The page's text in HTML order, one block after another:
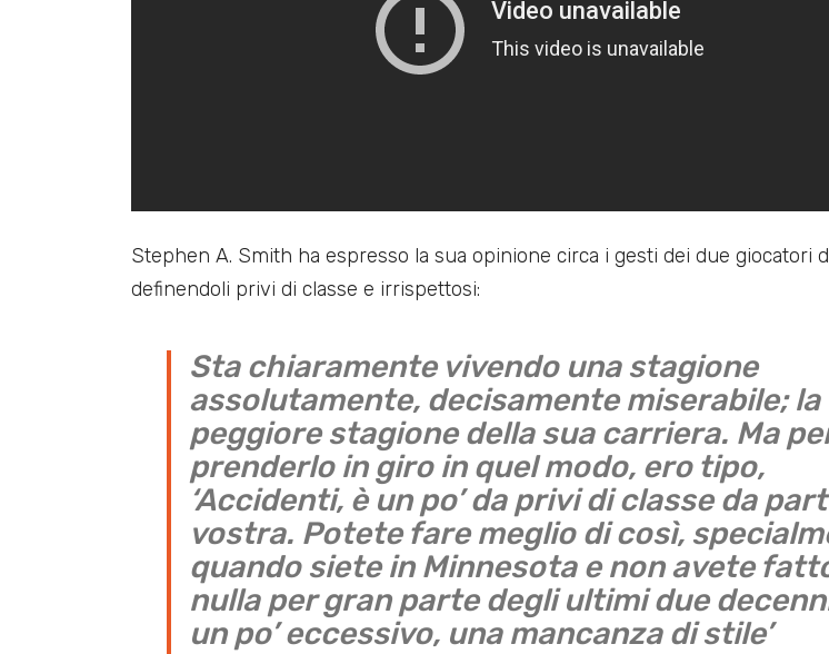
Stephen A. Smith ha espresso la sua opinione circa i gesti dei due giocatori
definendoli privi di classe e irrispettosi:
Sta chiaramente vivendo una stagione
assolutamente, decisamente miserabile; la
peggiore stagione della sua carriera. Ma
prenderlo in giro in quel modo, ero tipo,
‘Accidenti, è un po’ da privi di classe da
vostra. Potete fare meglio di così,
quando siete in Minnesota e non avete
nulla per gran parte degli ultimi due
un po’ eccessivo, una mancanza di stile’